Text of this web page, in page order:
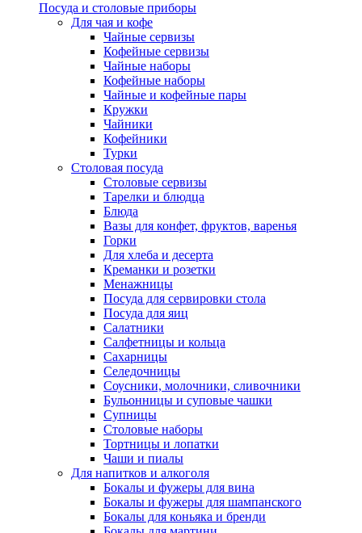
Посуда и столовые приборы
Для чая и кофе
Чайные сервизы
Кофейные сервизы
Чайные наборы
Кофейные наборы
Чайные и кофейные пары
Кружки
Чайники
Кофейники
Турки
Столовая посуда
Столовые сервизы
Тарелки и блюдца
Блюда
Вазы для конфет, фруктов, варенья
Горки
Для хлеба и десерта
Креманки и розетки
Менажницы
Посуда для сервировки стола
Посуда для яиц
Салатники
Салфетницы и кольца
Сахарницы
Селедочницы
Соусники, молочники, сливочники
Бульонницы и суповые чашки
Супницы
Столовые наборы
Тортницы и лопатки
Чаши и пиалы
Для напитков и алкоголя
Бокалы и фужеры для вина
Бокалы и фужеры для шампанского
Бокалы для коньяка и бренди